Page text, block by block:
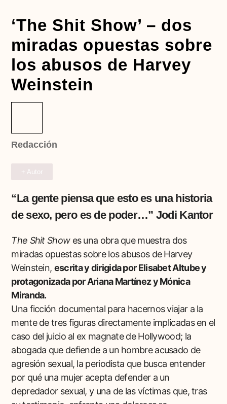
‘The Shit Show’ – dos
miradas opuestas sobre
los abusos de Harvey
Weinstein
Redacción
+ Autor
“La gente piensa que esto es una historia
de sexo, pero es de poder…” Jodi Kantor
The Shit Show es una obra que muestra dos
miradas opuestas sobre los abusos de Harvey
Weinstein, escrita y dirigida por Elisabet Altube y
protagonizada por Ariana Martínez y Mónica
Miranda.
Una ficción documental para hacernos viajar a la
mente de tres figuras directamente implicadas en el
caso del juicio al ex magnate de Hollywood; la
abogada que defiende a un hombre acusado de
agresión sexual, la periodista que busca entender
por qué una mujer acepta defender a un
depredador sexual, y una de las víctimas que, tras